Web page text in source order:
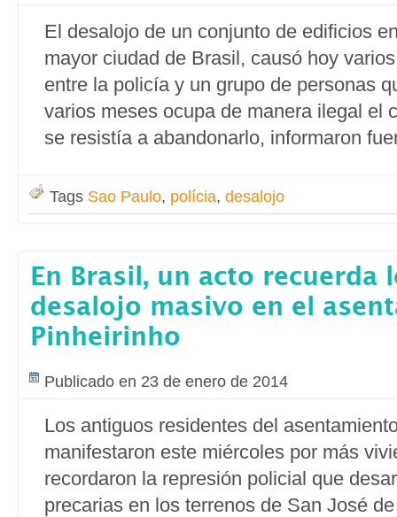
El desalojo de un conjunto de edificios
mayor ciudad de Brasil, causó hoy
entre la policía y un grupo de personas
varios meses ocupa de manera ilegal el
se resistía a abandonarlo, informaron
Tags Sao Paulo, polícia, desalojo
En Brasil, un acto recuerda
desalojo masivo en el
Pinheirinho
Publicado en 23 de enero de 2014
Los antiguos residentes del
manifestaron este miércoles por más
recordaron la represión policial que
precarias en los terrenos de San José